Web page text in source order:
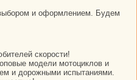
и оформлением. Будем
скорости!
модели мотоциклов и
и дорожными испытаниями.